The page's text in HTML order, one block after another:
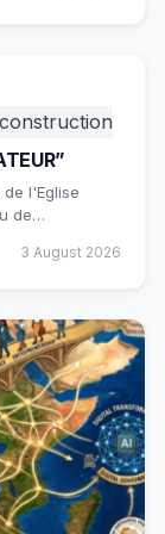
l'Eglise
de…
3 August 2026